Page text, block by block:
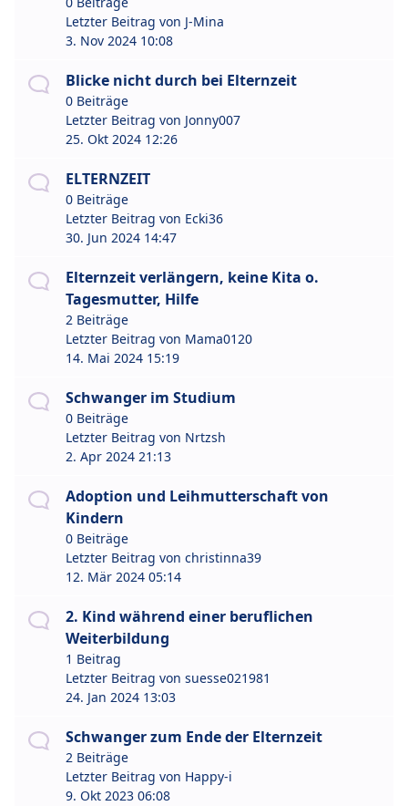
Letzter Beitrag von J-Mina
3. Nov 2024 10:08
Blicke nicht durch bei Elternzeit
0 Beiträge
Letzter Beitrag von Jonny007
25. Okt 2024 12:26
ELTERNZEIT
0 Beiträge
Letzter Beitrag von Ecki36
30. Jun 2024 14:47
Elternzeit verlängern, keine Kita o.
Tagesmutter, Hilfe
2 Beiträge
Letzter Beitrag von Mama0120
14. Mai 2024 15:19
Schwanger im Studium
0 Beiträge
Letzter Beitrag von Nrtzsh
2. Apr 2024 21:13
Adoption und Leihmutterschaft von
Kindern
0 Beiträge
Letzter Beitrag von christinna39
12. Mär 2024 05:14
2. Kind während einer beruflichen
Weiterbildung
1 Beitrag
Letzter Beitrag von suesse021981
24. Jan 2024 13:03
Schwanger zum Ende der Elternzeit
2 Beiträge
Letzter Beitrag von Happy-i
9. Okt 2023 06:08